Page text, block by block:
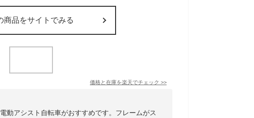
商品をサイトでみる
価格と在庫を楽天でチェック >>
動アシスト自転車がおすすめです。フレームがス